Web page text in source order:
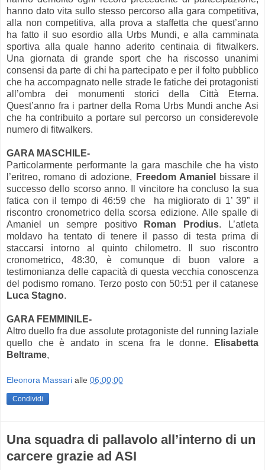
hanno dato vita sullo stesso percorso alla gara competitiva,
alla non competitiva, alla prova a staffetta che quest’anno
ha fatto il suo esordio alla Urbs Mundi, e alla camminata
sportiva alla quale hanno aderito centinaia di fitwalkers.
Una giornata di grande sport che ha riscosso unanimi
consensi da parte di chi ha partecipato e per il folto pubblico
che ha accompagnato nelle strade le fatiche dei protagonisti
all’ombra dei monumenti storici della Città Eterna.
Quest’anno fra i partner della Roma Urbs Mundi anche Asi
che ha contribuito a portare sul percorso un considerevole
numero di fitwalkers.
GARA MASCHILE-
Particolarmente performante la gara maschile che ha visto
l’eritreo, romano di adozione,
Freedom Amaniel
bissare il
successo dello scorso anno. Il vincitore ha concluso la sua
fatica con il tempo di 46:59 che
ha migliorato di 1’ 39” il
riscontro cronometrico della scorsa edizione. Alle spalle di
Amaniel un sempre positivo
Roman Prodius. L’atleta
moldavo ha tentato di tenere il passo di testa prima di
staccarsi intorno al quinto chilometro. Il suo riscontro
cronometrico, 48:30, è comunque di buon valore a
testimonianza delle capacità di questa vecchia conoscenza
del podismo romano. Terzo posto con 50:51 per il catanese
Luca Stagno.
GARA FEMMINILE-
Altro duello fra due assolute protagoniste del running laziale
quello che è andato in scena fra le donne.
Elisabetta
Beltrame,
Eleonora Massari alle 06:00:00
Condividi
Una squadra di pallavolo all’interno di un
carcere grazie ad ASI